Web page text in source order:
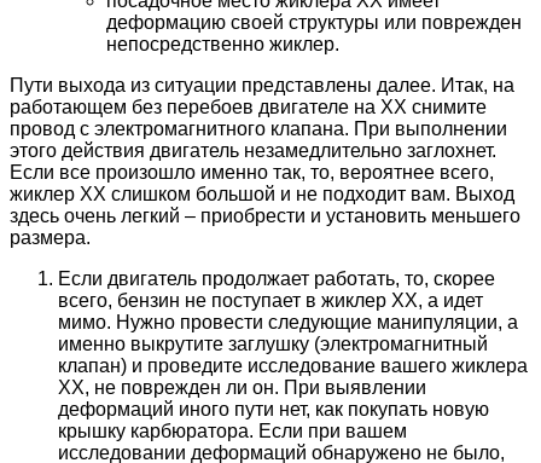
деформацию своей структуры или поврежден
непосредственно жиклер.
Пути выхода из ситуации представлены далее. Итак, на
работающем без перебоев двигателе на ХХ снимите
провод с электромагнитного клапана. При выполнении
этого действия двигатель незамедлительно заглохнет.
Если все произошло именно так, то, вероятнее всего,
жиклер ХХ слишком большой и не подходит вам. Выход
здесь очень легкий – приобрести и установить меньшего
размера.
Если двигатель продолжает работать, то, скорее
всего, бензин не поступает в жиклер ХХ, а идет
мимо. Нужно провести следующие манипуляции, а
именно выкрутите заглушку (электромагнитный
клапан) и проведите исследование вашего жиклера
ХХ, не поврежден ли он. При выявлении
деформаций иного пути нет, как покупать новую
крышку карбюратора. Если при вашем
исследовании деформаций обнаружено не было,